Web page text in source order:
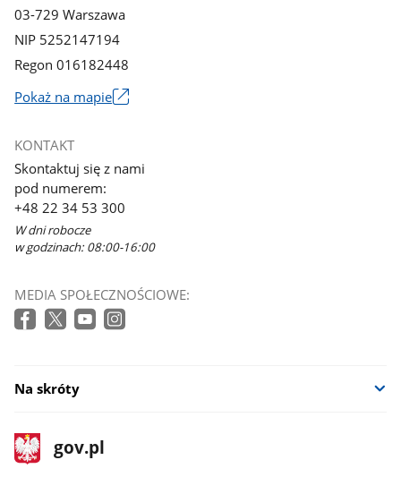
03-729 Warszawa
NIP 5252147194
Regon 016182448
Pokaż na mapie
się
w
nowym
oknie
KONTAKT
Skontaktuj się z nami
pod numerem:
+48 22 34 53 300
W dni robocze
w godzinach: 08:00-16:00
MEDIA SPOŁECZNOŚCIOWE:
Na skróty
stopka
gov.pl
Strona
gov.pl